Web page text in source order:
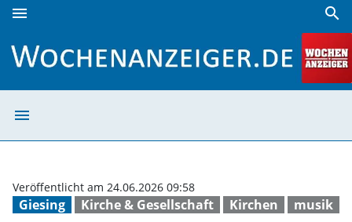
menu search
menu
Giesing Kirche & Gesellschaft Kirchen musik
Veröffentlicht am 24.06.2026 09:58